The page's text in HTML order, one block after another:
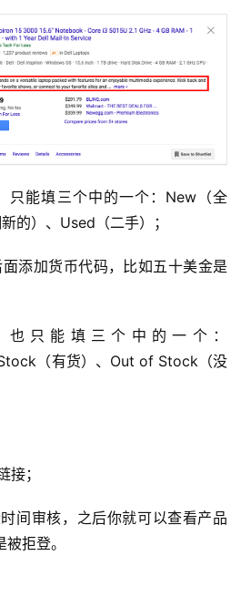
只能填三个中的一个：New（全
的）、Used（二手）；
添加货币代码，比如五十美金是
也只能填三个中的一个：
（有货）、Out of Stock（没
接；
间审核，之后你就可以查看产品
拒登。